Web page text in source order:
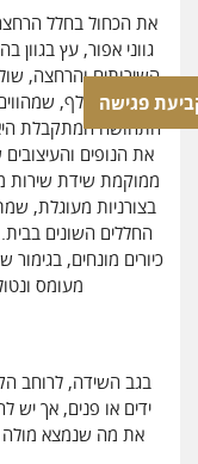
את הכחול בחלל
גווני אפור, עץ בגוון
השירותים והרחצה,
עץ מגולף,
התחושה המתקבלת
את הנופים
ממוקמת שידת שירות
בצורניות מעוגלת,
כיורים מונחים,
מעומס
בגב השידה, לרוחב
ידים או פנים, אך
את מה שנמצא מולה
פגישה